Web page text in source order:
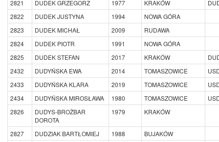
2821
DUDEK GRZEGORZ 1977 KRAKÓW
2822
DUDEK JUSTYNA 1994
NOWA GÓRA
2823
DUDEK MICHAŁ 2009
RUDAWA
2824
DUDEK PIOTR 1991
NOWA GÓRA
2825
DUDEK STEFAN 2017 KRAKÓW
2432
DUDYŃSKA EWA 2014 TOMASZOWICE
2433
DUDYŃSKA KLARA 2019 TOMASZOWICE
2434
DUDYŃSKA MIROSŁAWA 1980 TOMASZOWICE
2826
DUDYS-BROŻBAR
DOROTA
1979 KRAKÓW
2827 DUDZIAK BARTŁOMIEJ 1988
BUJAKÓW